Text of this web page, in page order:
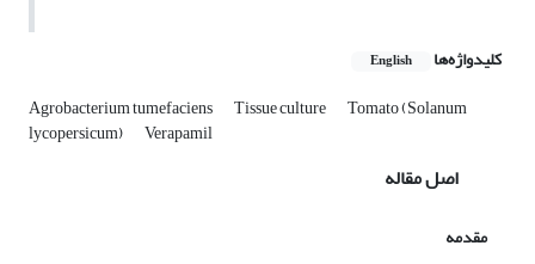
کلیدواژه‌ها English
Agrobacterium tumefaciens Tissue culture Tomato (Solanum
lycopersicum) Verapamil
اصل مقاله
مقدمه